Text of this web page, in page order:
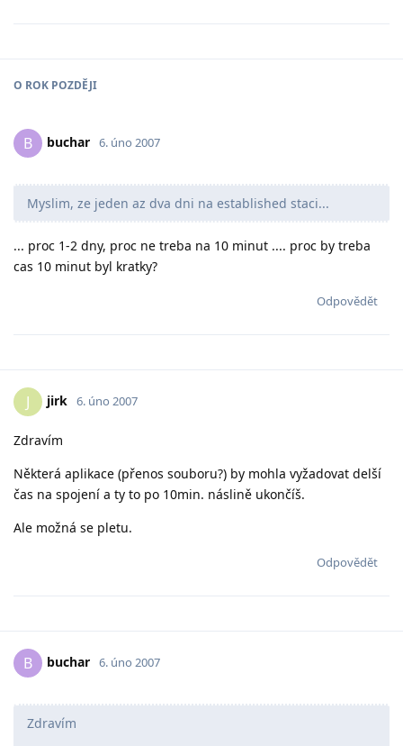
O ROK POZDĚJI
B buchar 6. úno 2007
Myslim, ze jeden az dva dni na established staci...
... proc 1-2 dny, proc ne treba na 10 minut .... proc by treba
cas 10 minut byl kratky?
Odpovědět
J jirk 6. úno 2007
Zdravím
Některá aplikace (přenos souboru?) by mohla vyžadovat delší
čas na spojení a ty to po 10min. náslině ukončíš.
Ale možná se pletu.
Odpovědět
B buchar 6. úno 2007
Zdravím